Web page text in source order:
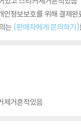
인정보보호를 위해 결제
는 [판매자에게 문의하기]
제거흔적있음